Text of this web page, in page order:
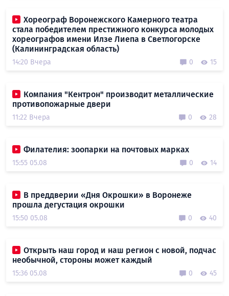
Хореограф Воронежского Камерного театра
стала победителем престижного конкурса молодых
хореографов имени Илзе Лиепа в Светлогорске
(Калининградская область)
14:20 Вчера 0 15
Компания "Кентрон" производит металлические
противопожарные двери
11:22 Вчера 0 28
Филателия: зоопарки на почтовых марках
15:55 05.08 0 14
В преддверии «Дня Окрошки» в Воронеже
прошла дегустация окрошки
15:50 05.08 0 40
Открыть наш город и наш регион с новой, подчас
необычной, стороны может каждый
15:36 05.08 0 45